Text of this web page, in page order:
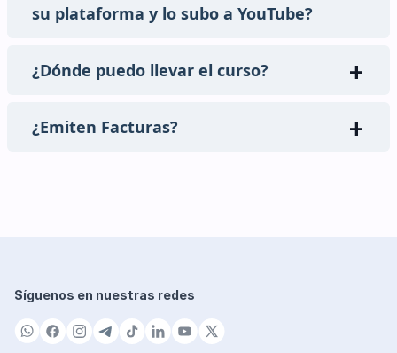
su plataforma y lo subo a YouTube?
¿Dónde puedo llevar el curso?
¿Emiten Facturas?
Síguenos en nuestras redes